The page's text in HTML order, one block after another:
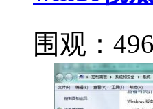
围观：